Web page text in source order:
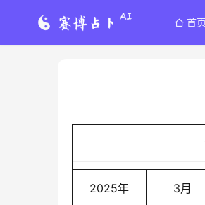
首页
2025年 3月